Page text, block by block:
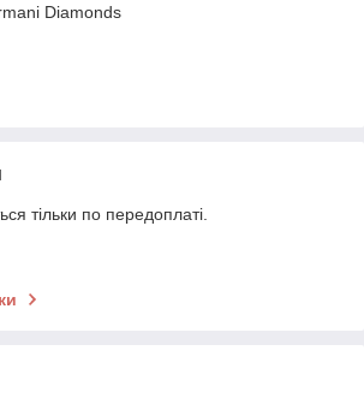
Diamonds
тільки по передоплаті.